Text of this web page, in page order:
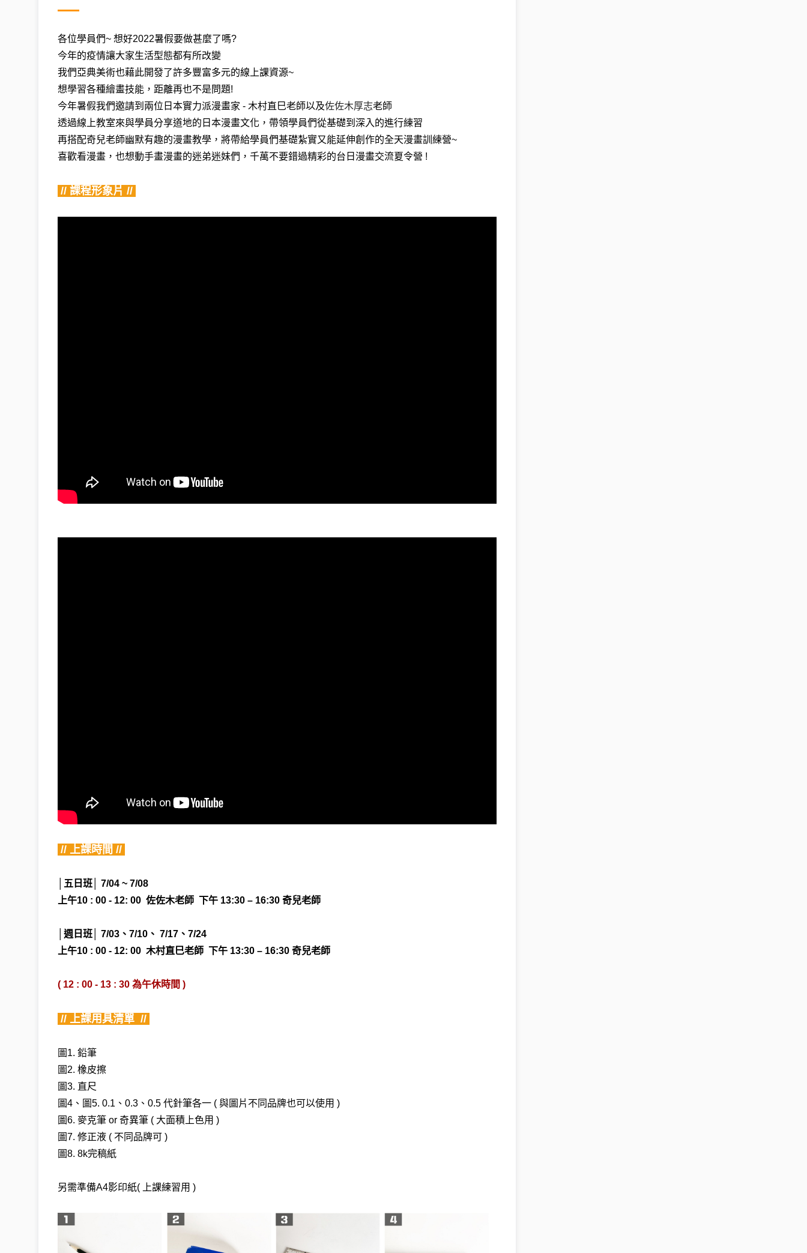
各位學員們~ 想好2022暑假要做甚麼了嗎?
今年的疫情讓大家生活型態都有所改變
我們亞典美術也藉此開發了許多豐富多元的線上課資源~
想學習各種繪畫技能，距離再也不是問題!
今年暑假我們邀請到兩位日本實力派漫畫家 - 木村直巳老師以及佐佐木厚志老師
透過線上教室來與學員分享道地的日本漫畫文化，帶領學員們從基礎到深入的進行練習
再搭配奇兒老師幽默有趣的漫畫教學，將帶給學員們基礎紮實又能延伸創作的全天漫畫訓練營~
喜歡看漫畫，也想動手畫漫畫的迷弟迷妹們，千萬不要錯過精彩的台日漫畫交流夏令營 !
// 課程形象片 //
// 上課時間 //
│五日班│ 7/04 ~ 7/08
上午10 : 00 - 12: 00  佐佐木老師 下午 13:30 – 16:30 奇兒老師
│週日班│ 7/03、7/10、 7/17、7/24
上午10 : 00 - 12: 00  木村直巳老師 下午 13:30 – 16:30 奇兒老師
( 12 : 00 - 13 : 30 為午休時間 )
// 上課用具清單  //
圖1. 鉛筆
圖2. 橡皮擦
圖3. 直尺
圖4 、 圖5. 0.1 、 0.3 、 0.5 代針筆各一 ( 與圖片不同品牌也可以使用 )
圖6. 麥克筆 or 奇異筆 ( 大面積上色用 )
圖7. 修正液 ( 不同品牌可 )
圖8. 8k完稿紙
另需準備A4影印紙( 上課練習用 )